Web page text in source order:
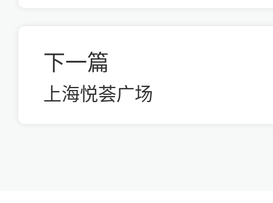
下一篇
上海悦荟广场